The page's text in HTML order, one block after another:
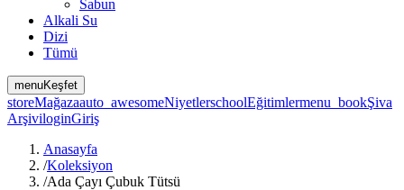
Sabun
Alkali Su
Dizi
Tümü
menuKeşfet
storeMağazaauto_awesomeNiyetlerschoolEğitimlermenu_bookŞiva
ArşiviloginGiriş
Anasayfa
/Koleksiyon
/Ada Çayı Çubuk Tütsü